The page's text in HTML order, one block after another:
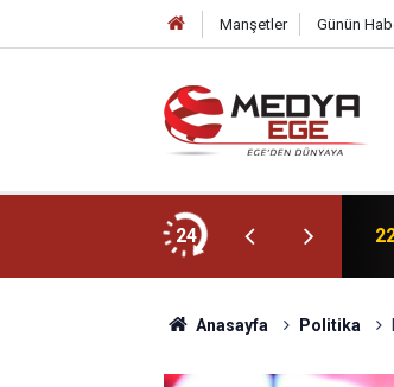
Manşetler Günün
24
Anasayfa Politika